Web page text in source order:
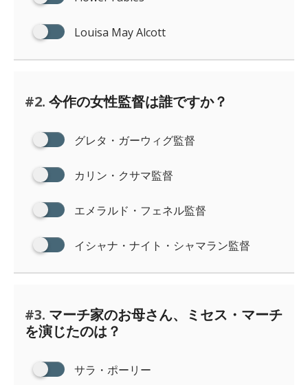
Louisa May Alcott
#2. 今作の女性監督は誰ですか？
グレタ・ガーウィグ監督
カリン・クサマ監督
エメラルド・フェネル監督
イシャナ・ナイト・シャマラン監督
#3. マーチ家のお母さん、ミセス・マーチ
を演じたのは？
サラ・ポーリー